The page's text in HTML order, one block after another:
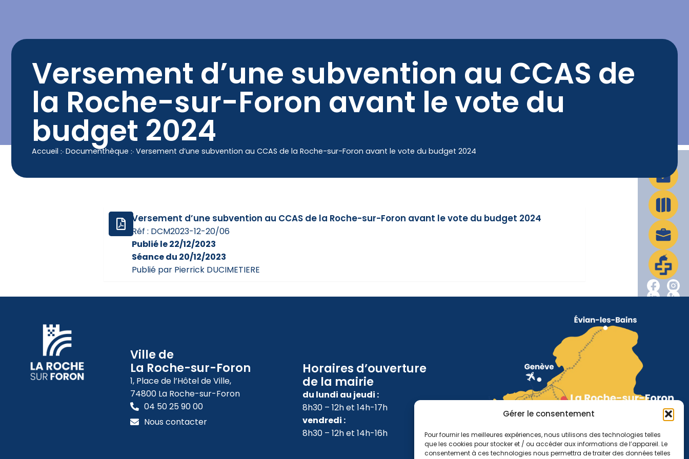
Gérer le consentement
Pour fournir les meilleures expériences, nous utilisons des technologies telles
que les cookies pour stocker et / ou accéder aux informations de l’appareil. Le
consentement à ces technologies nous permettra de traiter des données telles
Mes démarches La Ville en action Infos pratiques
Versement d’une subvention au CCAS de
la Roche-sur-Foron avant le vote du
budget 2024
Accueil ჻ Documenthèque ჻ Versement d’une subvention au CCAS de la Roche-sur-Foron avant le vote du budget 2024
Versement d’une subvention au CCAS de la Roche-sur-Foron avant le vote du budget 2024
Réf : DCM2023-12-20/06
Publié le 22/12/2023
Séance du 20/12/2023
Publié par Pierrick DUCIMETIERE
Ville de
La Roche-sur-Foron
1, Place de l’Hôtel de Ville,
74800 La Roche-sur-Foron
04 50 25 90 00
Nous contacter
Horaires d’ouverture
de la mairie
du lundi au jeudi :
8h30 – 12h et 14h-17h
vendredi :
8h30 – 12h et 14h-16h